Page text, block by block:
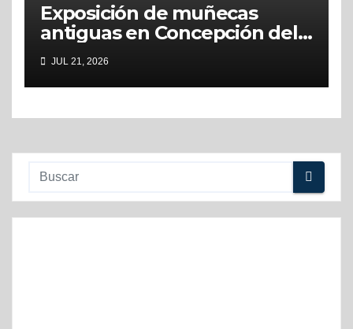
Exposición de muñecas
antiguas en Concepción del
Uruguay
JUL 21, 2026